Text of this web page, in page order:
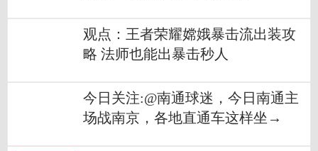
观点：王者荣耀嫦娥暴击流出装攻
略 法师也能出暴击秒人
今日关注:@南通球迷，今日南通主
场战南京，各地直通车这样坐→